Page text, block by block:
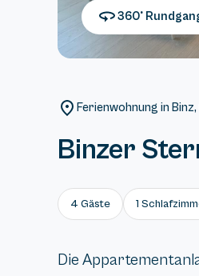
360°
Ferienwohnung in
Binzer
4 Gäste 1
Die